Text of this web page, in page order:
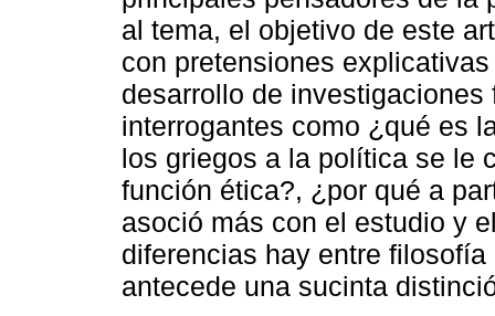
al tema, el objetivo de este
con pretensiones
desarrollo de
interrogantes como ¿qué es
los griegos a la política se le
función ética?, ¿por qué a
asoció más con el estudio y
diferencias hay entre
antecede una sucinta